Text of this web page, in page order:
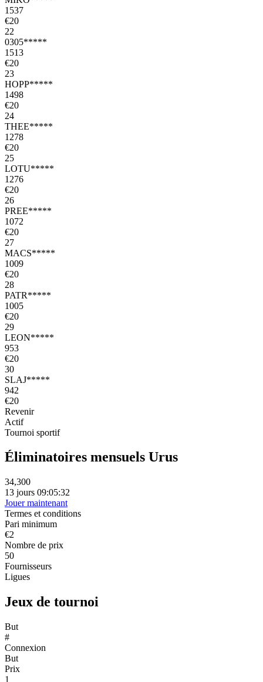
1537
€20
22
0305*****
1513
€20
23
HOPP*****
1498
€20
24
THEE*****
1278
€20
25
LOTU*****
1276
€20
26
PREE*****
1072
€20
27
MACS*****
1009
€20
28
PATR*****
1005
€20
29
LEON*****
953
€20
30
SLAJ*****
942
€20
Revenir
Actif
Tournoi sportif
Éliminatoires mensuels Urus
34,300
13 jours 09:05:32
Jouer maintenant
Termes et conditions
Pari minimum
€2
Nombre de prix
50
Fournisseurs
Ligues
Jeux de tournoi
But
#
Connexion
But
Prix
1